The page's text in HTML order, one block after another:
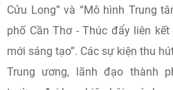
Cửu Long” và “Mô hình Trung
phố Cần Thơ - Thúc đẩy liên
mới sáng tạo”. Các sự kiện thu
Trung ương, lãnh đạo thành